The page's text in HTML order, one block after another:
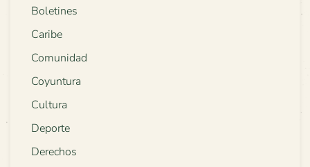
Boletines
Caribe
Comunidad
Coyuntura
Cultura
Deporte
Derechos